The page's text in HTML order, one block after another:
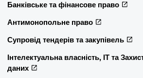
Банківське та фінансове право
Антимонопольне право
Супровід тендерів та закупівель
Інтелектуальна власність, ІТ та
даних